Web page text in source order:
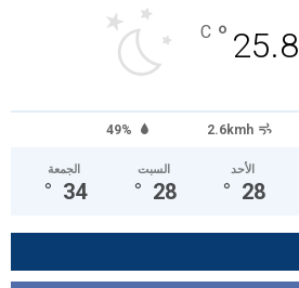
25.8
°
C
49% 2.6kmh
الجمعة
34
°
السبت
28
°
الأحد
28
°